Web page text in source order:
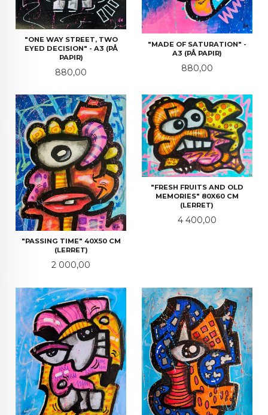
"ONE WAY STREET, TWO
EYED DECISION" - A3 (PÅ
PAPIR)
Pris
880,00
"MADE OF SATURATION" -
A3 (PÅ PAPIR)
Pris
880,00
"PASSING TIME" 40X50 CM
(LERRET)
Pris
2 000,00
"FRESH FRUITS AND OLD
MEMORIES" 80X60 CM
(LERRET)
Pris
4 400,00